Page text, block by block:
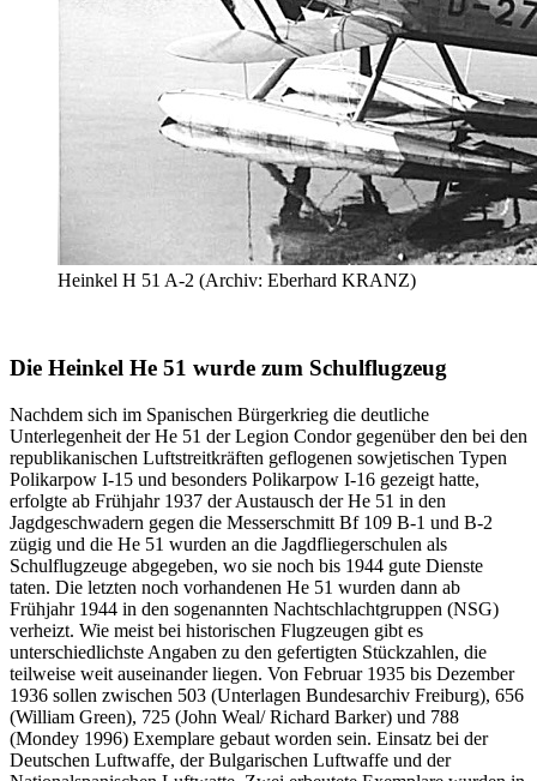
Heinkel H 51 A-2 (Archiv: Eberhard KRANZ)
Die Heinkel He 51 wurde zum Schulflugzeug
Nachdem sich im Spanischen Bürgerkrieg die deutliche
Unterlegenheit der He 51 der Legion Condor gegenüber den bei den
republikanischen Luftstreitkräften geflogenen sowjetischen Typen
Polikarpow I-15 und besonders Polikarpow I-16 gezeigt hatte,
erfolgte ab Frühjahr 1937 der Austausch der He 51 in den
Jagdgeschwadern gegen die Messerschmitt Bf 109 B-1 und B-2
zügig und die He 51 wurden an die Jagdfliegerschulen als
Schulflugzeuge abgegeben, wo sie noch bis 1944 gute Dienste
taten. Die letzten noch vorhandenen He 51 wurden dann ab
Frühjahr 1944 in den sogenannten Nachtschlachtgruppen (NSG)
verheizt. Wie meist bei historischen Flugzeugen gibt es
unterschiedlichste Angaben zu den gefertigten Stückzahlen, die
teilweise weit auseinander liegen. Von Februar 1935 bis Dezember
1936 sollen zwischen 503 (Unterlagen Bundesarchiv Freiburg), 656
(William Green), 725 (John Weal/ Richard Barker) und 788
(Mondey 1996) Exemplare gebaut worden sein. Einsatz bei der
Deutschen Luftwaffe, der Bulgarischen Luftwaffe und der